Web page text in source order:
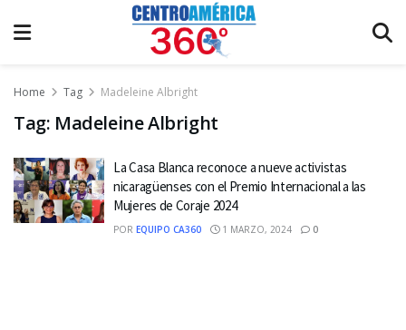
Home Tag Madeleine Albright
Tag: Madeleine Albright
La Casa Blanca reconoce a nueve activistas
nicaragüenses con el Premio Internacional a las
Mujeres de Coraje 2024
POR EQUIPO CA360 1 MARZO, 2024 0